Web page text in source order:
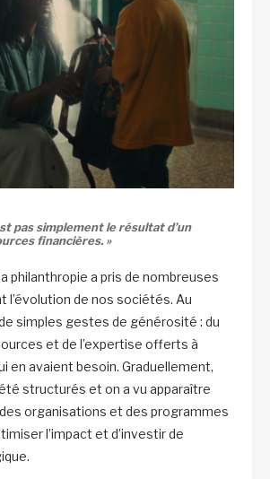
pas simplement le résultat d’un
financières. »
philanthropie a pris de nombreuses
l’évolution de nos sociétés. Au
simples gestes de générosité : du
et de l’expertise offerts à
en avaient besoin. Graduellement,
structurés et on a vu apparaître
organisations et des programmes
l’impact et d’investir de